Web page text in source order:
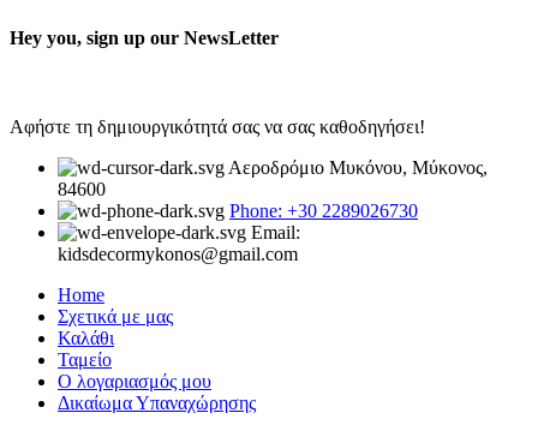
Hey you, sign up our NewsLetter
Αφήστε τη δημιουργικότητά σας να σας καθοδηγήσει!
Αεροδρόμιο Μυκόνου, Μύκονος,
84600
Phone: +30 2289026730
Email:
kidsdecormykonos@gmail.com
Home
Σχετικά με μας
Καλάθι
Ταμείο
Ο λογαριασμός μου
Δικαίωμα Υπαναχώρησης